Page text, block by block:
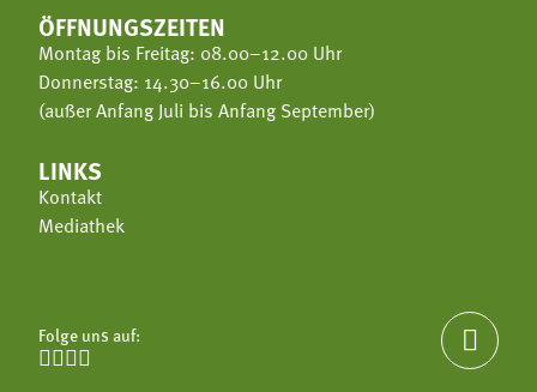
ÖFFNUNGSZEITEN
Montag bis Freitag: 08.00–12.00 Uhr
Donnerstag: 14.30–16.00 Uhr
(außer Anfang Juli bis Anfang September)
LINKS
Kontakt
Mediathek
Folge uns auf:

